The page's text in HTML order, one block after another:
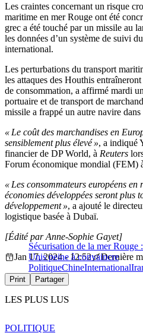
Les craintes concernant un risque
maritime en mer Rouge ont été
grec a été touché par un missile au
les données d’un système de suivi
international.
Les perturbations du transport
les attaques des Houthis
de consommation, a affirmé mardi
portuaire et de transport de
missile a frappé un autre navire
« Le coût des marchandises en
sensiblement plus élevé », a indiqué
financier de DP World, à Reuters
Forum économique mondial (FEM)
« Les consommateurs européens
économies développées seront plus
développement », a ajouté le
logistique basée à Dubaï.
Sécurisation de la mer Rouge
Unis peine à convaincre
[Édité par Anne-Sophie Gayet]
Jan 17, 2024 - 12:52
Dernière
PolitiqueChineInternational
Print Partager
LES PLUS LUS
POLITIQUE